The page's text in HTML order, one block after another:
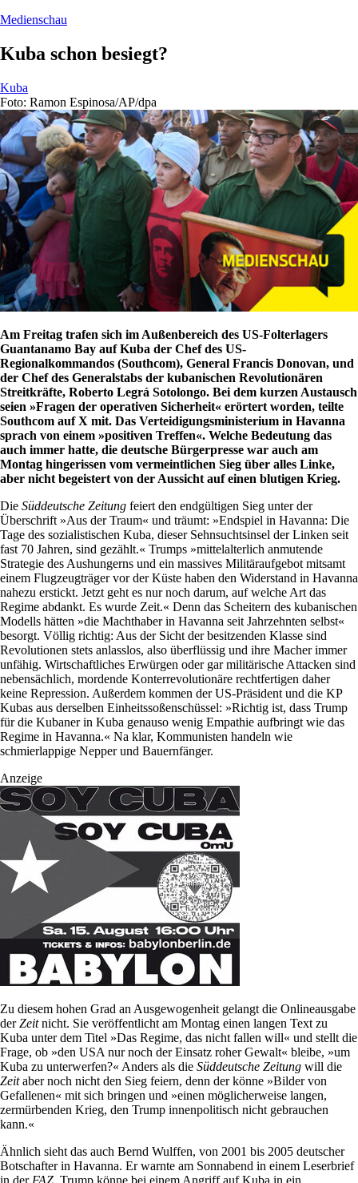
Medienschau
Kuba schon besiegt?
Kuba
Foto: Ramon Espinosa/AP/dpa
Am Freitag trafen sich im Außenbereich des US-Folterlagers
Guantanamo Bay auf Kuba der Chef des US-
Regionalkommandos (Southcom), General Francis Donovan, und
der Chef des Generalstabs der kubanischen Revolutionären
Streitkräfte, Roberto Legrá Sotolongo. Bei dem kurzen Austausch
seien »Fragen der operativen Sicherheit« erörtert worden, teilte
Southcom auf X mit. Das Verteidigungsministerium in Havanna
sprach von einem »positiven Treffen«. Welche Bedeutung das
auch immer hatte, die deutsche Bürgerpresse war auch am
Montag hingerissen vom vermeintlichen Sieg über alles Linke,
aber nicht begeistert von der Aussicht auf einen blutigen Krieg.
Die Süddeutsche Zeitung feiert den endgültigen Sieg unter der
Überschrift »Aus der Traum« und träumt: »Endspiel in Havanna: Die
Tage des sozialistischen Kuba, dieser Sehnsuchtsinsel der Linken seit
fast 70 Jahren, sind gezählt.« Trumps »mittelalterlich anmutende
Strategie des Aushungerns und ein massives Militäraufgebot mitsamt
einem Flugzeugträger vor der Küste haben den Widerstand in Havanna
nahezu erstickt. Jetzt geht es nur noch darum, auf welche Art das
Regime abdankt. Es wurde Zeit.« Denn das Scheitern des kubanischen
Modells hätten »die Machthaber in Havanna seit Jahrzehnten selbst«
besorgt. Völlig richtig: Aus der Sicht der besitzenden Klasse sind
Revolutionen stets anlasslos, also überflüssig und ihre Macher immer
unfähig. Wirtschaftliches Erwürgen oder gar militärische Attacken sind
nebensächlich, mordende Konterrevolutionäre rechtfertigen daher
keine Repression. Außerdem kommen der US-Präsident und die KP
Kubas aus derselben Einheitssoßenschüssel: »Richtig ist, dass Trump
für die Kubaner in Kuba genauso wenig Empathie aufbringt wie das
Regime in Havanna.« Na klar, Kommunisten handeln wie
schmierlappige Nepper und Bauernfänger.
Anzeige
Zu diesem hohen Grad an Ausgewogenheit gelangt die Onlineausgabe
derZeitnicht. Sie veröffentlicht am Montag einen langen Text zu
Kuba unter dem Titel »Das Regime, das nicht fallen will« und stellt die
Frage, ob »den USA nur noch der Einsatz roher Gewalt« bleibe, »um
Kuba zu unterwerfen?« Anders als die Süddeutsche Zeitung will die
Zeitaber noch nicht den Sieg feiern, denn der könne »Bilder von
Gefallenen« mit sich bringen und »einen möglicherweise langen,
zermürbenden Krieg, den Trump innenpolitisch nicht gebrauchen
kann.«
Ähnlich sieht das auch Bernd Wulffen, von 2001 bis 2005 deutscher
Botschafter in Havanna. Er warnte am Sonnabend in einem Leserbrief
in der FAZ , Trump könne bei einem Angriff auf Kuba in ein